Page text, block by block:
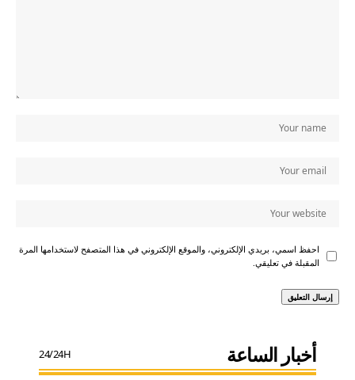
احفظ اسمي، بريدي الإلكتروني، والموقع الإلكتروني في هذا المتصفح لاستخدامها المرة
المقبلة في تعليقي.
أخبار الساعة 24/24H